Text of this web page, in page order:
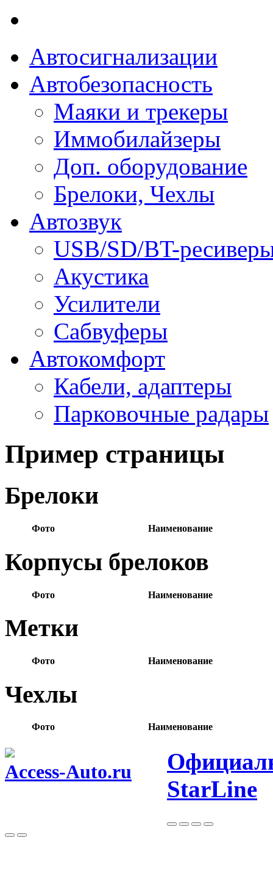
Автосигнализации
Автобезопасность
Маяки и трекеры
Иммобилайзеры
Доп. оборудование
Брелоки, Чехлы
Автозвук
USB/SD/BT-
Акустика
Усилители
Сабвуферы
Автокомфорт
Кабели, адаптеры
Парковочные радары
Пример страницы
Брелоки
Фото Наименование
Корпусы брелоков
Фото Наименование
Метки
Фото Наименование
Чехлы
Фото Наименование
Access-Auto.ru
StarLine